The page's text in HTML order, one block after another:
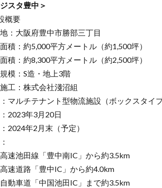
スタ豊中＞
概要
：大阪府豊中市勝部三丁目
積：約5,000平方メートル（約1,500坪）
積：約8,300平方メートル（約2,500坪）
模：S造・地上3階
工：株式会社淺沼組
マルチテナント型物流施設（ボックスタイプ
2023年3月20日
2024年2月末（予定）
速池田線「豊中南IC」から約3.5km
速道路「豊中IC」から約4.0km
動車道「中国池田IC」まで約3.5km